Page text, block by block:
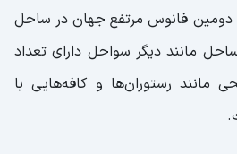
دومین فانوس مرتفع جهان در ساحل
مانند دیگر سواحل دارای تعداد
مانند رستوران‌ها و کافه‌هایی با